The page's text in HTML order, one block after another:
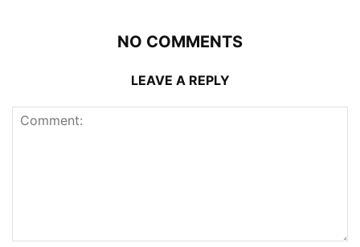
NO COMMENTS
LEAVE A REPLY